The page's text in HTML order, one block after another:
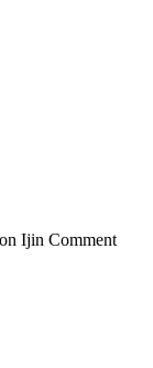
Ijin Comment